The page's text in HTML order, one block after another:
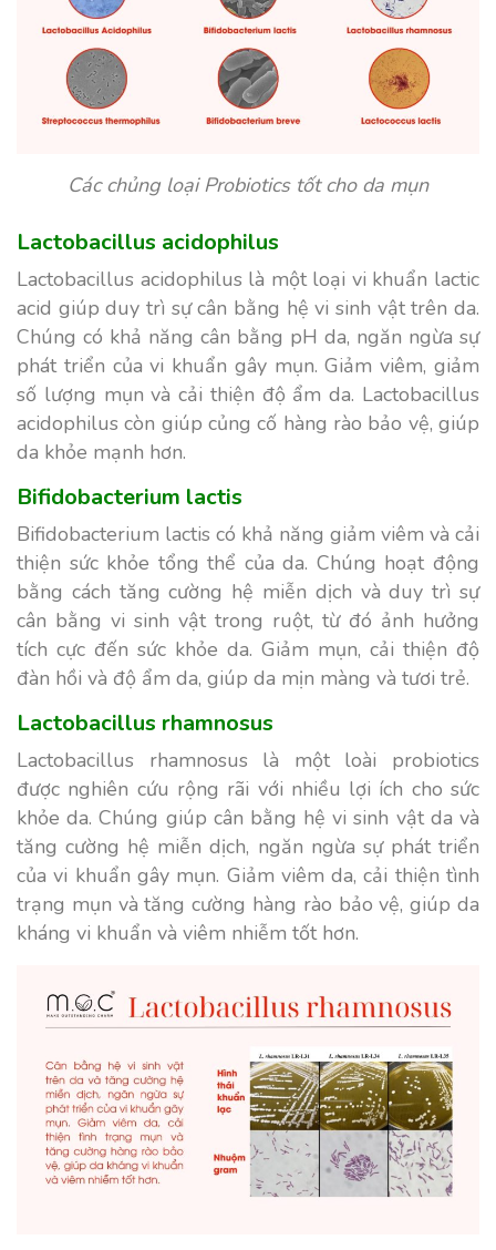
Các chủng loại Probiotics tốt cho da mụn
Lactobacillus acidophilus
Lactobacillus acidophilus là một loại vi khuẩn lactic
acid giúp duy trì sự cân bằng hệ vi sinh vật trên da.
Chúng có khả năng cân bằng pH da, ngăn ngừa sự
phát triển của vi khuẩn gây mụn. Giảm viêm, giảm
số lượng mụn và cải thiện độ ẩm da. Lactobacillus
acidophilus còn giúp củng cố hàng rào bảo vệ, giúp
da khỏe mạnh hơn.
Bifidobacterium lactis
Bifidobacterium lactis có khả năng giảm viêm và cải
thiện sức khỏe tổng thể của da. Chúng hoạt động
bằng cách tăng cường hệ miễn dịch và duy trì sự
cân bằng vi sinh vật trong ruột, từ đó ảnh hưởng
tích cực đến sức khỏe da. Giảm mụn, cải thiện độ
đàn hồi và độ ẩm da, giúp da mịn màng và tươi trẻ.
Lactobacillus rhamnosus
Lactobacillus rhamnosus là một loài probiotics
được nghiên cứu rộng rãi với nhiều lợi ích cho sức
khỏe da. Chúng giúp cân bằng hệ vi sinh vật da và
tăng cường hệ miễn dịch, ngăn ngừa sự phát triển
của vi khuẩn gây mụn. Giảm viêm da, cải thiện tình
trạng mụn và tăng cường hàng rào bảo vệ, giúp da
kháng vi khuẩn và viêm nhiễm tốt hơn.